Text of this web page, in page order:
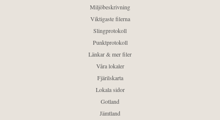
Miljöbeskrivning
Viktigaste filerna
Slingprotokoll
Punktprotokoll
Länkar & mer filer
Våra lokaler
Fjärilskarta
Lokala sidor
Gotland
Jämtland